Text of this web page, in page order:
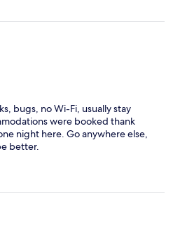
bugs, no Wi-Fi, usually stay
were booked thank
night here. Go anywhere else,
better.